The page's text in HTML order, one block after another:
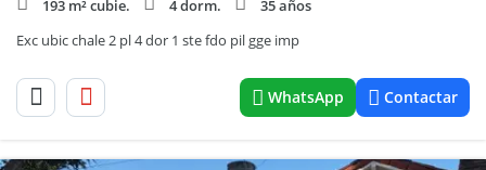
193 m² cubie.
4 dorm.
35 años
Exc ubic chale 2 pl 4 dor 1 ste fdo pil gge imp
WhatsApp Contactar